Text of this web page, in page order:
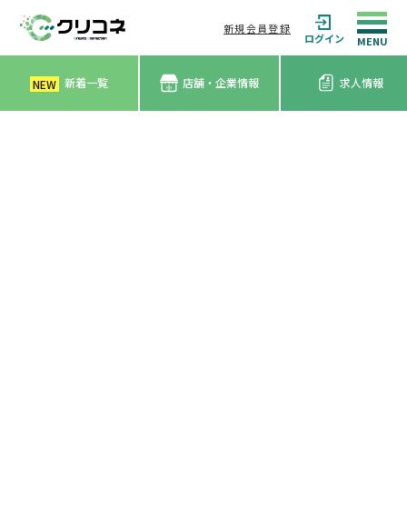
新規会員登録
ログイン
NEW 新着一覧 店舗・企業情報 求人情報